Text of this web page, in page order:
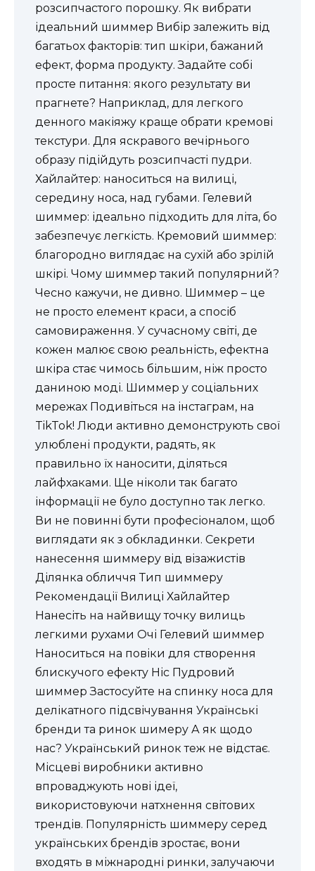
розсипчастого порошку. Як вибрати
ідеальний шиммер Вибір залежить від
багатьох факторів: тип шкіри, бажаний
ефект, форма продукту. Задайте собі
просте питання: якого результату ви
прагнете? Наприклад, для легкого
денного макіяжу краще обрати кремові
текстури. Для яскравого вечірнього
образу підійдуть розсипчасті пудри.
Хайлайтер: наноситься на вилиці,
середину носа, над губами. Гелевий
шиммер: ідеально підходить для літа, бо
забезпечує легкість. Кремовий шиммер:
благородно виглядає на сухій або зрілій
шкірі. Чому шиммер такий популярний?
Чесно кажучи, не дивно. Шиммер – це
не просто елемент краси, а спосіб
самовираження. У сучасному світі, де
кожен малює свою реальність, ефектна
шкіра стає чимось більшим, ніж просто
даниною моді. Шиммер у соціальних
мережах Подивіться на інстаграм, на
TikTok! Люди активно демонструють свої
улюблені продукти, радять, як
правильно їх наносити, діляться
лайфхаками. Ще ніколи так багато
інформації не було доступно так легко.
Ви не повинні бути професіоналом, щоб
виглядати як з обкладинки. Секрети
нанесення шиммеру від візажистів
Ділянка обличчя Тип шиммеру
Рекомендації Вилиці Хайлайтер
Нанесіть на найвищу точку вилиць
легкими рухами Очі Гелевий шиммер
Наноситься на повіки для створення
блискучого ефекту Ніс Пудровий
шиммер Застосуйте на спинку носа для
делікатного підсвічування Українські
бренди та ринок шимеру А як щодо
нас? Український ринок теж не відстає.
Місцеві виробники активно
впроваджують нові ідеї,
використовуючи натхнення світових
трендів. Популярність шиммеру серед
українських брендів зростає, вони
входять в міжнародні ринки, залучаючи